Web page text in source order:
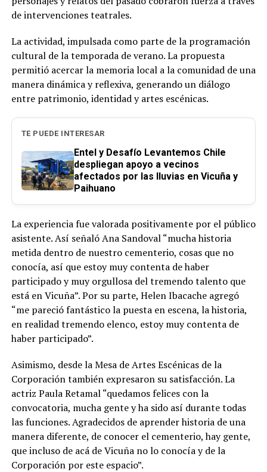
de intervenciones teatrales.
La actividad, impulsada como parte de la programación
cultural de la temporada de verano. La propuesta
permitió acercar la memoria local a la comunidad de una
manera dinámica y reflexiva, generando un diálogo
entre patrimonio, identidad y artes escénicas.
TE PUEDE INTERESAR
Entel y Desafío Levantemos Chile
despliegan apoyo a vecinos
afectados por las lluvias en Vicuña y
Paihuano
La experiencia fue valorada positivamente por el público
asistente. Así señaló Ana Sandoval “mucha historia
metida dentro de nuestro cementerio, cosas que no
conocía, así que estoy muy contenta de haber
participado y muy orgullosa del tremendo talento que
está en Vicuña”. Por su parte, Helen Ibacache agregó
“me pareció fantástico la puesta en escena, la historia,
en realidad tremendo elenco, estoy muy contenta de
haber participado”.
Asimismo, desde la Mesa de Artes Escénicas de la
Corporación también expresaron su satisfacción. La
actriz Paula Retamal “quedamos felices con la
convocatoria, mucha gente y ha sido así durante todas
las funciones. Agradecidos de aprender historia de una
manera diferente, de conocer el cementerio, hay gente,
que incluso de acá de Vicuña no lo conocía y de la
Corporación por este espacio”.